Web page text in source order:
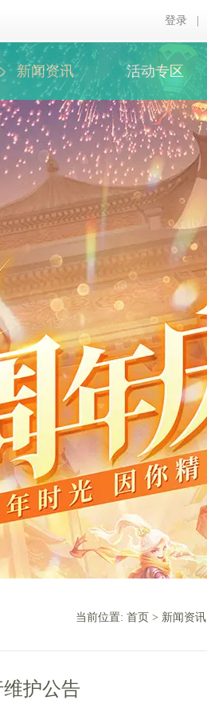
登录
新闻资讯 活动专区
当前位置: 首页 > 新闻资讯
维护公告